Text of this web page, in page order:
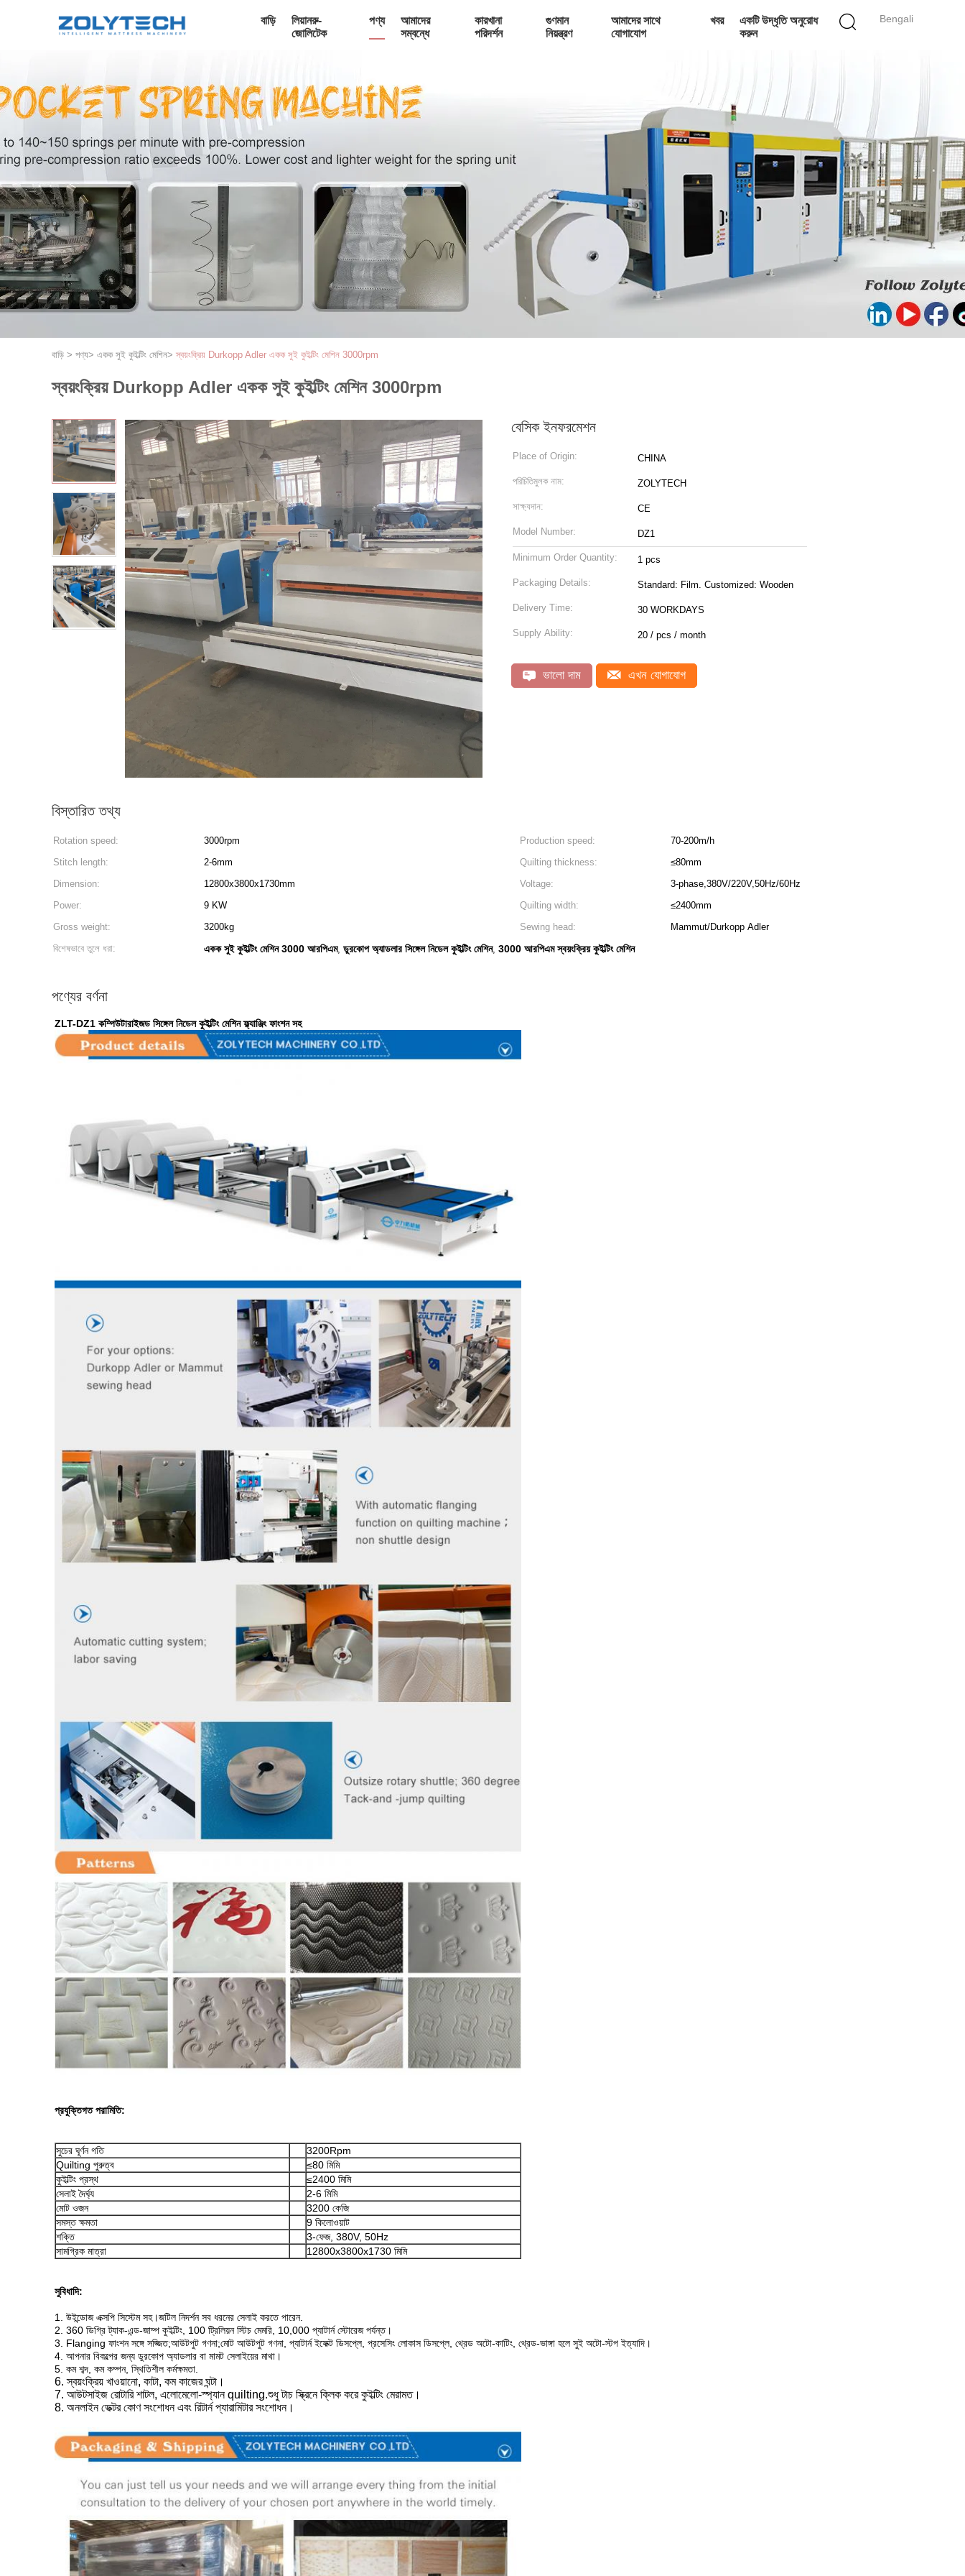
Bengali
বাড়ি
লিয়ানরু-
জোলিটেক
পণ্য
আমাদের
সম্বন্ধে
কারখানা
পরিদর্শন
গুণমান
নিয়ন্ত্রণ
আমাদের সাথে
যোগাযোগ
খবর
একটি উদ্ধৃতি অনুরোধ
করুন
বাড়ি > পণ্য> একক সুই কুইল্টিং মেশিন> স্বয়ংক্রিয় Durkopp Adler একক সুই কুইল্টিং মেশিন 3000rpm
স্বয়ংক্রিয় Durkopp Adler একক সুই কুইল্টিং মেশিন 3000rpm
বেসিক ইনফরমেশন
Place of Origin: CHINA
পরিচিতিমুলক নাম: ZOLYTECH
সাক্ষ্যদান: CE
Model Number: DZ1
Minimum Order Quantity: 1 pcs
Packaging Details: Standard: Film. Customized: Wooden
Delivery Time: 30 WORKDAYS
Supply Ability: 20 / pcs / month
ভালো দাম এখন যোগাযোগ
বিস্তারিত তথ্য
Rotation speed: 3000rpm Production speed:
70-200m/h
Stitch length:
2-6mm Quilting thickness:
≤80mm
Dimension:
12800x3800x1730mm Voltage:
3-phase,380V/220V,50Hz/60Hz
Power:
9 KW Quilting width:
≤2400mm
Gross weight:
3200kg Sewing head:
Mammut/Durkopp Adler
বিশেষভাবে তুলে ধরা:
একক সুই কুইল্টিং মেশিন 3000 আরপিএম, ডুরকোপ অ্যাডলার সিঙ্গেল নিডেল কুইল্টিং মেশিন, 3000 আরপিএম স্বয়ংক্রিয় কুইল্টিং মেশিন
পণ্যের বর্ণনা
ZLT-DZ1 কম্পিউটারাইজড সিঙ্গেল নিডেল কুইল্টিং মেশিন ফ্ল্যাঞ্জিং ফাংশন সহ
প্রযুক্তিগত পরামিতি:
সুচের ঘূর্ণন গতি
3200Rpm
Quilting পুরুত্ব
≤80 মিমি
কুইল্টিং প্রস্থ
≤2400 মিমি
সেলাই দৈর্ঘ্য
2-6 মিমি
মোট ওজন
3200 কেজি
সমস্ত ক্ষমতা
9 কিলোওয়াট
শক্তি
3-ফেজ, 380V, 50Hz
সামগ্রিক মাত্রা
12800x3800x1730 মিমি
সুবিধাদি:
1. উইন্ডোজ এক্সপি সিস্টেম সহ।জটিল নিদর্শন সব ধরনের সেলাই করতে পারেন.
2. 360 ডিগ্রি ট্যাক-এন্ড-জাম্প কুইল্টিং, 100 ট্রিলিয়ন স্টিচ মেমরি, 10,000 প্যাটার্ন স্টোরেজ পর্যন্ত।
3. Flanging ফাংশন সঙ্গে সজ্জিত;আউটপুট গণনা;মোট আউটপুট গণনা, প্যাটার্ন ইফেক্ট ডিসপ্লে, প্রসেসিং লোকাস ডিসপ্লে, থ্রেড অটো-কাটিং, থ্রেড-ভাঙ্গা হলে সুই অটো-স্টপ ইত্যাদি।
4. আপনার বিকল্পের জন্য ডুরকোপ অ্যাডলার বা মামট সেলাইয়ের মাথা।
5. কম শব্দ, কম কম্পন, স্থিতিশীল কর্মক্ষমতা.
6. স্বয়ংক্রিয় খাওয়ানো, কাটা, কম কাজের ঘন্টা।
7. আউটসাইজ রোটারি শাটল, এলোমেলো-স্প্যান quilting.শুধু টাচ স্ক্রিনে ক্লিক করে কুইল্টিং মেরামত।
8. অনলাইন ভেক্টর কোণ সংশোধন এবং রিটার্ন প্যারামিটার সংশোধন।